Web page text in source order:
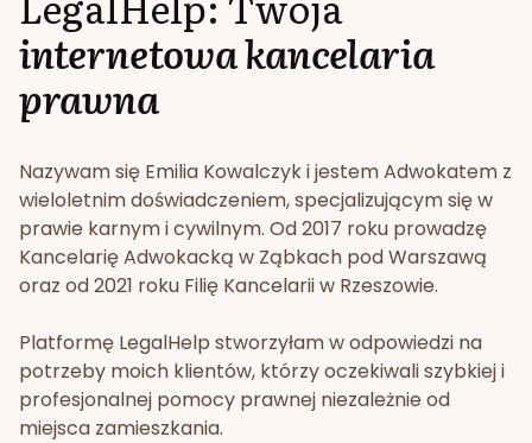
internetowa kancelaria
prawna
Nazywam się Emilia Kowalczyk i jestem Adwokatem z
wieloletnim doświadczeniem, specjalizującym się w
prawie karnym i cywilnym. Od 2017 roku prowadzę
Kancelarię Adwokacką w Ząbkach pod Warszawą
oraz od 2021 roku Filię Kancelarii w Rzeszowie.
Platformę LegalHelp stworzyłam w odpowiedzi na
potrzeby moich klientów, którzy oczekiwali szybkiej i
profesjonalnej pomocy prawnej niezależnie od
miejsca zamieszkania.